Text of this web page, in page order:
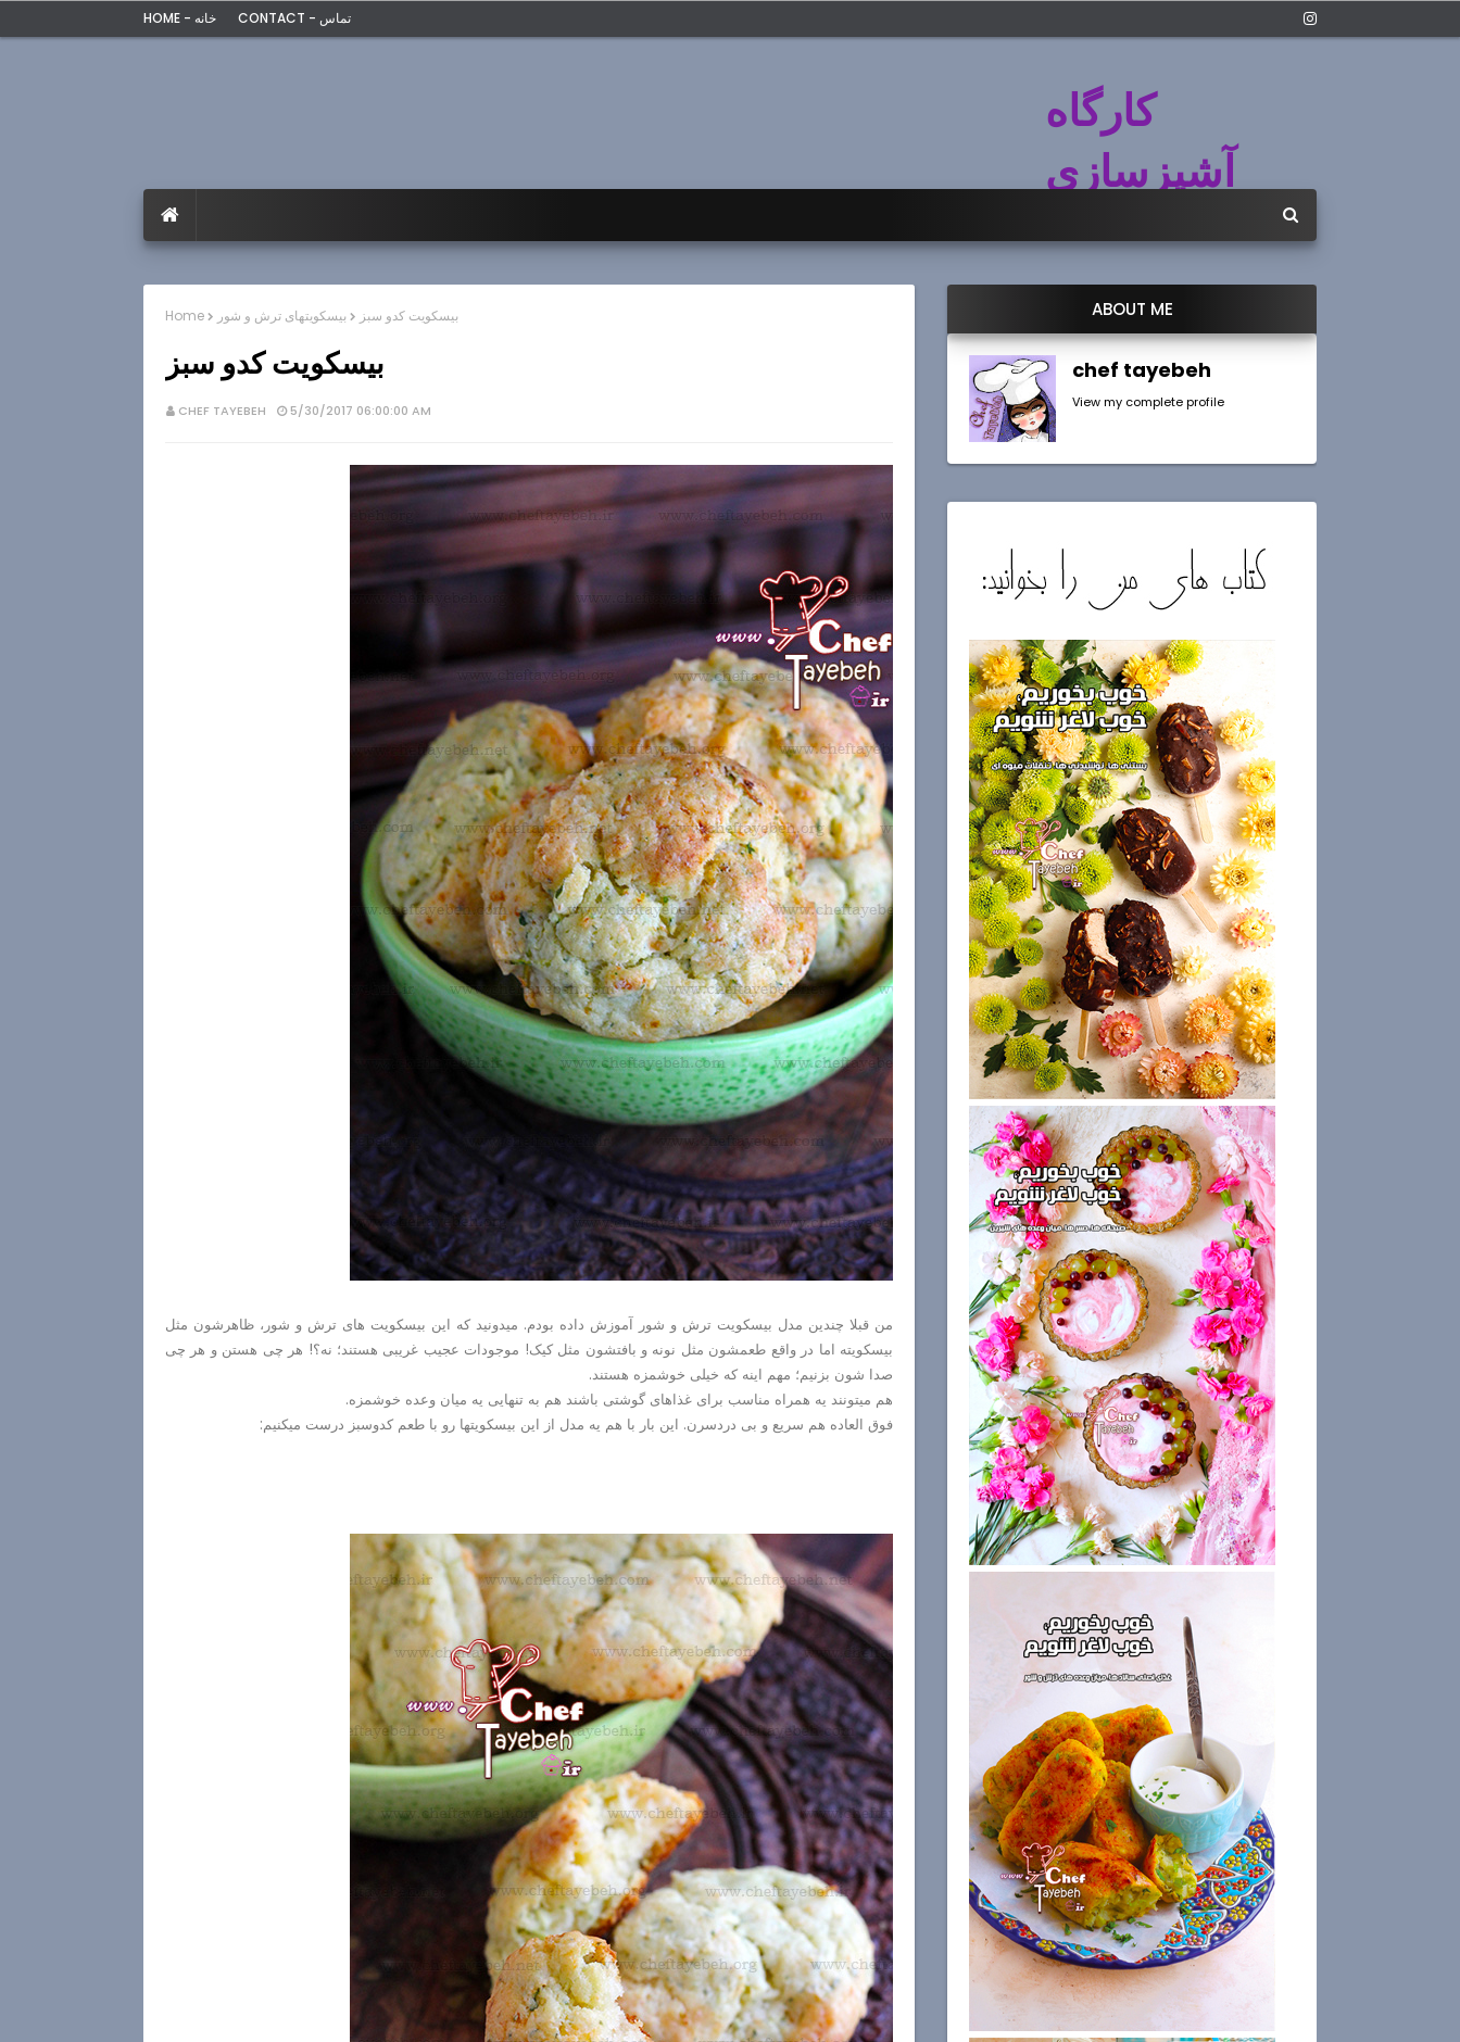
HOME - خانه CONTACT - تماس
کارگاه
آشپزسازی
Home بیسکویتهای ترش و شور بیسکویت کدو سبز
بیسکویت کدو سبز
CHEF TAYEBEH 5/30/2017 06:00:00 AM
من قبلا چندین مدل بیسکویت ترش و شور آموزش داده بودم. میدونید که این بیسکویت های ترش و شور، ظاهرشون مثل
بیسکویته اما در واقع طعمشون مثل نونه و بافتشون مثل کیک! موجودات عجیب غریبی هستند؛ نه؟! هر چی هستن و هر چی
صدا شون بزنیم؛ مهم اینه که خیلی خوشمزه هستند.
هم میتونند یه همراه مناسب برای غذاهای گوشتی باشند هم به تنهایی یه میان وعده خوشمزه.
فوق العاده هم سریع و بی دردسرن. این بار با هم یه مدل از این بیسکویتها رو با طعم کدوسبز درست میکنیم:
ABOUT ME
chef tayebeh
View my complete profile